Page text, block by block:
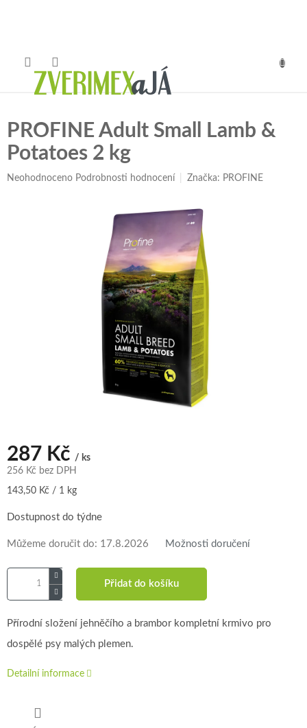
PROFINE Adult Small Lamb &
Potatoes 2 kg
Průměrné
Neohodnoceno Podrobnosti hodnocení Značka: PROFINE
287 Kč / ks
256 Kč bez DPH
Měrná
143,50 Kč / 1 kg
Dostupnost do týdne
Můžeme doručit do: 17.8.2026 Možnosti doručení
Přidat do košíku
Přírodní složení jehněčího a brambor kompletní krmivo pro
dospělé psy malých plemen.
Detailní informace